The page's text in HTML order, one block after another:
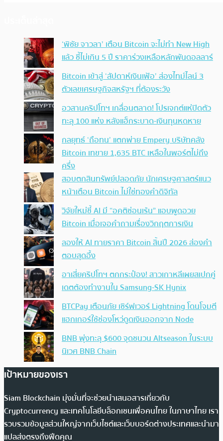
‘พิชัย จาวลา’ เตือน Bitcoin จะไม่ทำ New High
แล้ว ชี้ไม่เกิน 5 ปี ราคาร่วงเหลือหลักพันดอลลาร์
Bitcoin เข้าสู่ ‘สัปดาห์เงินเฟ้อ’ ส่องไทม์ไลน์ 3
ตัวเลขเศรษฐกิจสหรัฐฯ ที่ต้องระวัง
อวสานคริปโทฯ เกลื่อนตลาด! โปรเจกต์แห่ปิดตัว
ทะลุ 100 แห่ง หลังแฮ็กระบาด-เงินทุนหดหาย
กลยุทธ์ ‘ถือทน’ แตกพ่าย Empery บริษัทคลัง
Bitcoin เทขาย 1,635 BTC เหลือในพอร์ตไม่ถึง
ครึ่ง
สอบตกสินทรัพย์ปลอดภัย นักเศรษฐศาสตร์แนว
หน้าเตือน Bitcoin ไม่ใช่ทองคำดิจิทัล
วิจัยใหม่ชี้ AI มี “อคติซ่อนเร้น” แอบพูดอวย
Bitcoin เมื่อเจอคำถามเรื่องวิกฤตการเงิน
ลองให้ AI ทายราคา Bitcoin สิ้นปี 2026 ส่องคำ
ตอบสุดอึ้ง
อาเสี่ยคริปโทฯ ตกกระป๋อง! สาวเกาหลีเผยสเปกคู่
เดตต้องทำงานใน Samsung-SK Hynix
BTCPay เตือนภัย เซิร์ฟเวอร์ Lightning โดนโจมตี
แฮกเกอร์ใช้ช่องโหว่ดูดเงินออกจาก Node
BNB พุ่งทะลุ $600 จุดชนวน Altseason ในระบบ
นิเวศ BNB Chain
เป้าหมายของเรา
Siam Blockchain มุ่งมั่นที่จะช่วยนำเสนอสารเกี่ยวกับ
Cryptocurrency และเทคโนโลยีบล็อกเชนเพื่อคนไทย ในภาษาไทย เรา
รวบรวมข้อมูลส่วนใหญ่จากเว็บไซต์และเว็บบอร์ดต่างประเทศและนำมา
แปลส่งตรงถึงฟีดคุณ